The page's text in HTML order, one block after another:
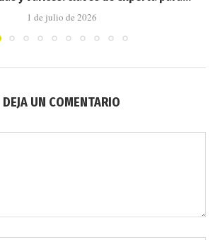
1 de julio de 2026
DEJA UN COMENTARIO